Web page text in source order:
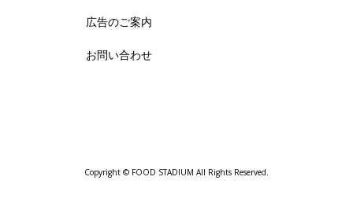
広告のご案内
お問い合わせ
Copyright © FOOD STADIUM All Rights Reserved.